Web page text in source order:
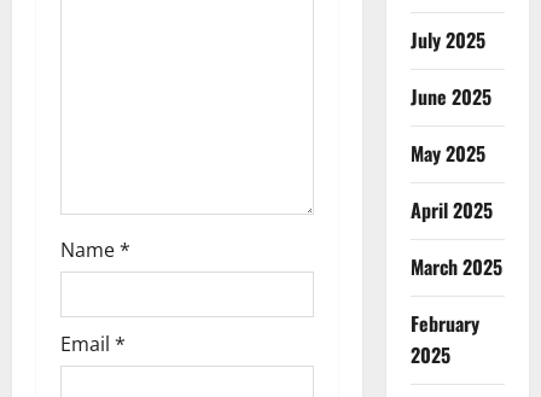
Name*
Email *
July 2025
June 2025
May 2025
April 2025
March 2025
February
2025